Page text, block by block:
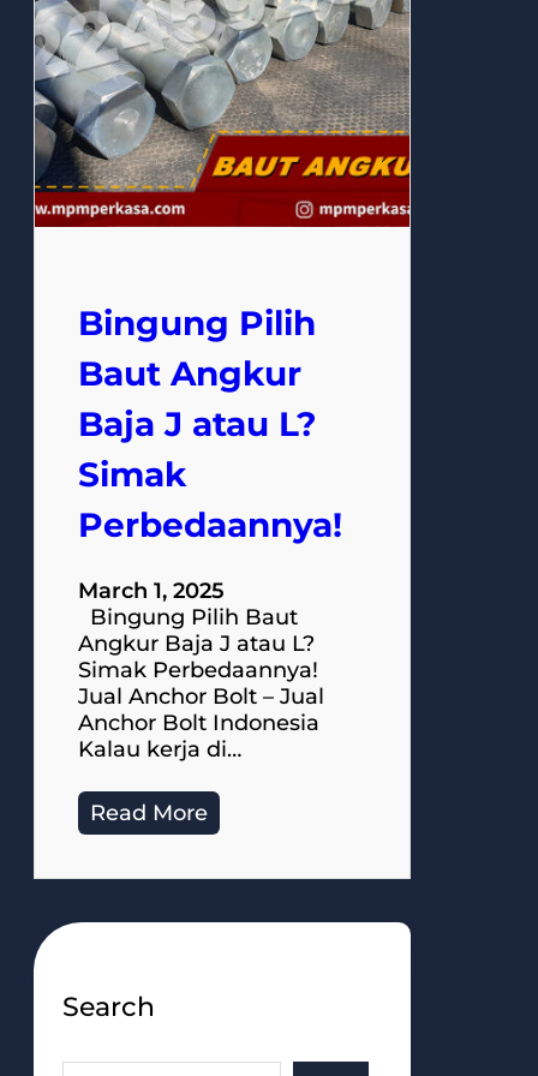
Bingung Pilih
Baut Angkur
Baja J atau L?
Simak
Perbedaannya!
March 1, 2025
Bingung Pilih Baut
Angkur Baja J atau L?
Simak Perbedaannya!
Jual Anchor Bolt – Jual
Anchor Bolt Indonesia
Kalau kerja di…
Read More
Search